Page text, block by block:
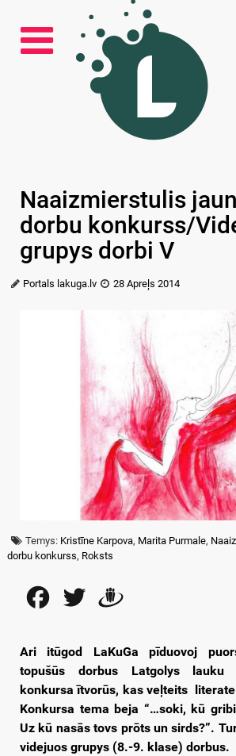
Naaizmierstulis
dorbu konkurss/
grupys dorbi V
Portals lakuga.lv 28 Apreļs 2014
Temys: Kristīne Karpova, Marita Purmale,
dorbu konkurss, Roksts
FacebookTwitter
Ari itūgod LaKuGa pīduovoj
topušūs dorbus Latgolys lauku
konkursa ītvorūs, kas veļteits
Konkursa tema beja “…soki, kū
Uz kū nasās tovs prōts un sirds?”.
videjuos grupys (8.-9. klase) dorbus.